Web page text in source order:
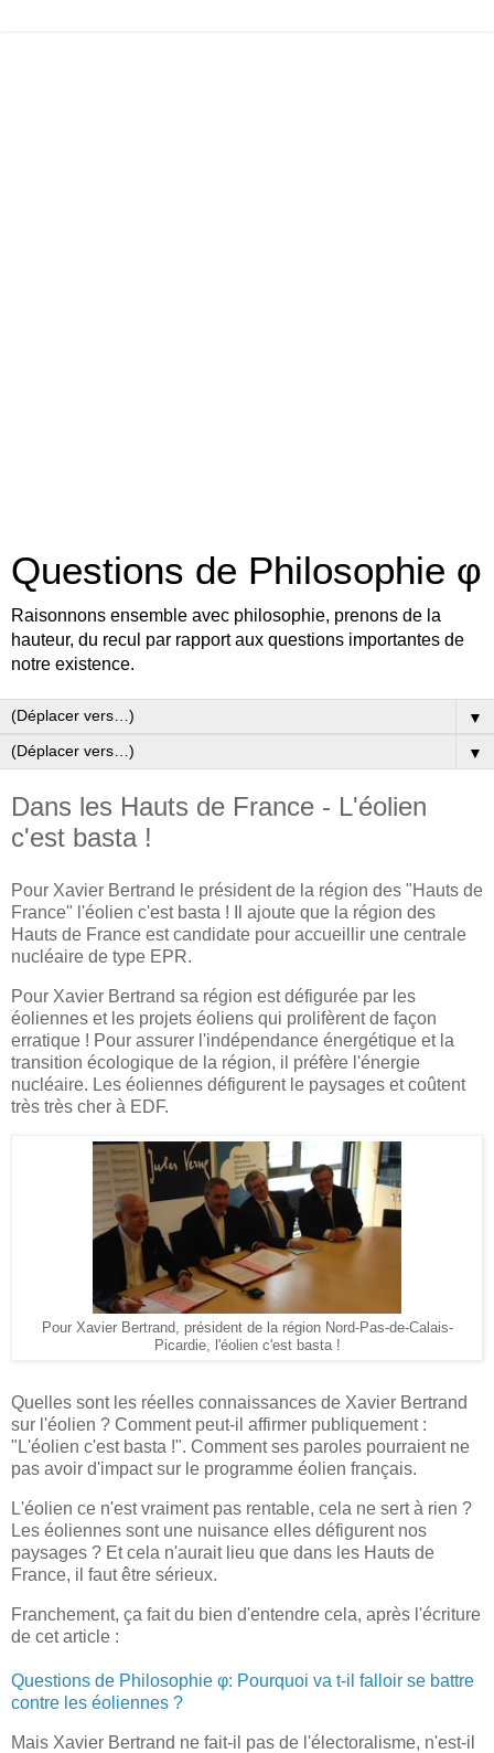
Questions de Philosophie φ
Raisonnons ensemble avec philosophie, prenons de la
hauteur, du recul par rapport aux questions importantes de
notre existence.
▼
▼
Dans les Hauts de France - L'éolien
c'est basta !
Pour Xavier Bertrand le président de la région des "Hauts de
France" l'éolien c'est basta ! Il ajoute que la région des
Hauts de France est candidate pour accueillir une centrale
nucléaire de type EPR.
Pour Xavier Bertrand sa région est défigurée par les
éoliennes et les projets éoliens qui prolifèrent de façon
erratique ! Pour assurer l'indépendance énergétique et la
transition écologique de la région, il préfère l'énergie
nucléaire. Les éoliennes défigurent le paysages et coûtent
très très cher à EDF.
Pour Xavier Bertrand, président de la région Nord-Pas-de-Calais-
Picardie, l'éolien c'est basta !
Quelles sont les réelles connaissances de Xavier Bertrand
sur l'éolien ? Comment peut-il affirmer publiquement :
"L'éolien c'est basta !". Comment ses paroles pourraient ne
pas avoir d'impact sur le programme éolien français.
L'éolien ce n'est vraiment pas rentable, cela ne sert à rien ?
Les éoliennes sont une nuisance elles défigurent nos
paysages ? Et cela n'aurait lieu que dans les Hauts de
France, il faut être sérieux.
Franchement, ça fait du bien d'entendre cela, après l'écriture
de cet article :
Questions de Philosophie φ: Pourquoi va t-il falloir se battre
contre les éoliennes ?
Mais Xavier Bertrand ne fait-il pas de l'électoralisme, n'est-il